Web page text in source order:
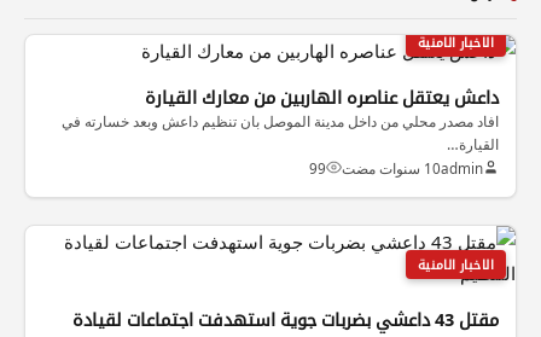
الاخبار الامنية
داعش يعتقل عناصره الهاربين من معارك القيارة
افاد مصدر محلي من داخل مدينة الموصل بان تنظيم داعش وبعد خسارته في
القيارة…
admin10 سنوات مضت 99
الاخبار الامنية
مقتل 43 داعشي بضربات جوية استهدفت اجتماعات لقيادة